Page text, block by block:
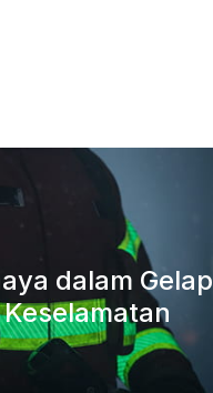
dalam Gelap